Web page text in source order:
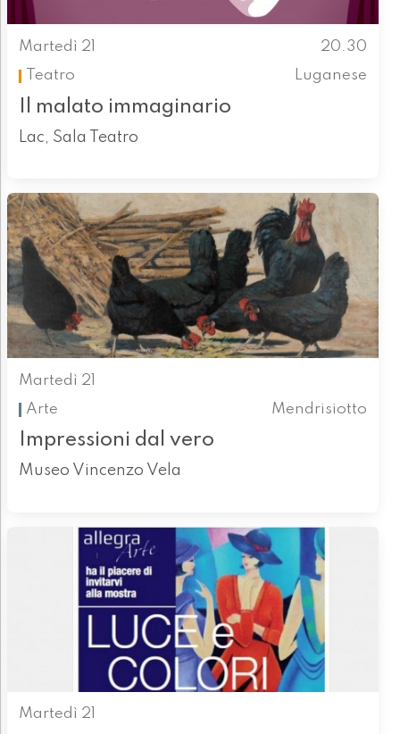
Martedì 21
20.30
Teatro
Luganese
Il malato immaginario
Lac, Sala Teatro
Martedì 21
Arte
Mendrisiotto
Impressioni dal vero
Museo Vincenzo Vela
Martedì 21